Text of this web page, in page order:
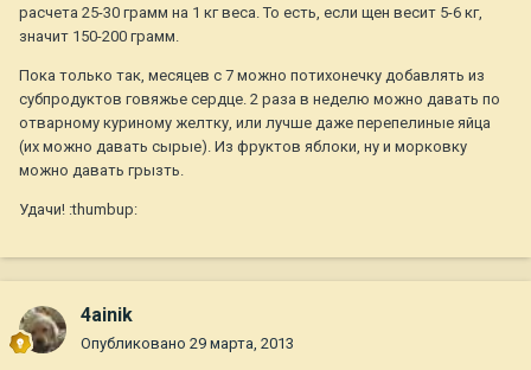
расчета 25-30 грамм на 1 кг веса. То есть, если щен весит 5-6 кг,
значит 150-200 грамм.
Пока только так, месяцев с 7 можно потихонечку добавлять из
субпродуктов говяжье сердце. 2 раза в неделю можно давать по
отварному куриному желтку, или лучше даже перепелиные яйца
(их можно давать сырые). Из фруктов яблоки, ну и морковку
можно давать грызть.
Удачи! :thumbup:
4ainik
Опубликовано 29 марта, 2013